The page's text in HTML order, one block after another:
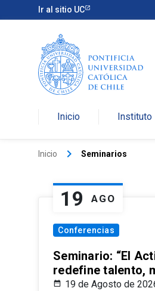
Ir al sitio UC
Inicio Instituto
Inicio keyboard_arrow_right Seminarios
19 AGO
Conferencias
Seminario: “El
redefine talento,
19 de Agosto de